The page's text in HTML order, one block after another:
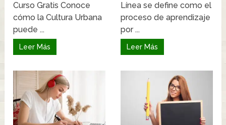
Curso Gratis Conoce
cómo la Cultura Urbana
puede ...
Leer Más
Línea se define como el
proceso de aprendizaje
por ...
Leer Más